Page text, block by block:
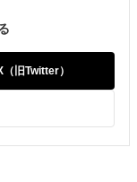
（旧Twitter）